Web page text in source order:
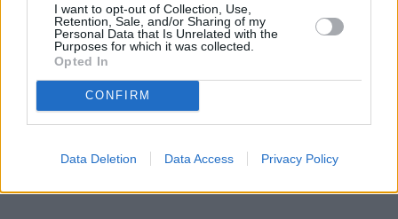
I want to opt-out of Collection, Use,
Retention, Sale, and/or Sharing of my
Personal Data that Is Unrelated with the
Purposes for which it was collected.
Opted In
CONFIRM
Data Deletion Data Access Privacy Policy
O webu parabola.cz•O souborech cookies•
Dovolená u moře•Bazény